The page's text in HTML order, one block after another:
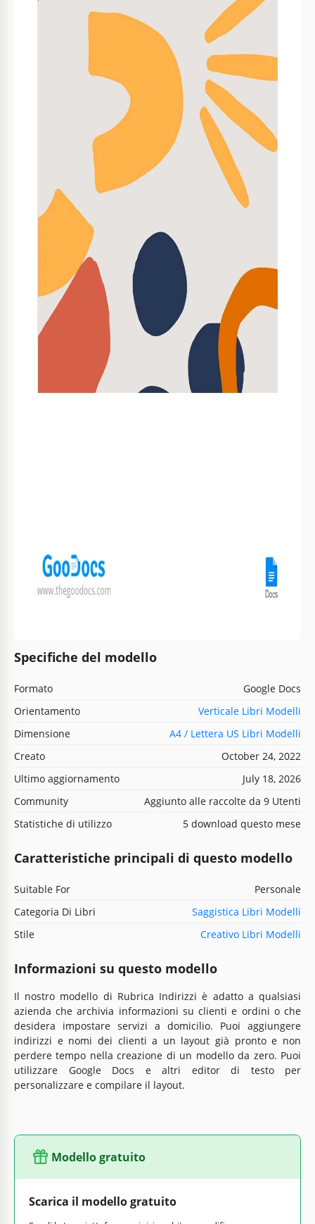
Specifiche del modello
Formato
Google Docs
Orientamento
Verticale Libri Modelli
Dimensione
A4 / Lettera US Libri Modelli
Creato
October 24, 2022
Ultimo aggiornamento
July 18, 2026
Community
Aggiunto alle raccolte da 9 Utenti
Statistiche di utilizzo
5 download questo mese
Caratteristiche principali di questo modello
Suitable For
Personale
Categoria Di Libri
Saggistica Libri Modelli
Stile
Creativo Libri Modelli
Informazioni su questo modello
Il nostro modello di Rubrica Indirizzi è adatto a qualsiasi
azienda che archivia informazioni su clienti e ordini o che
desidera impostare servizi a domicilio. Puoi aggiungere
indirizzi e nomi dei clienti a un layout già pronto e non
perdere tempo nella creazione di un modello da zero. Puoi
utilizzare Google Docs e altri editor di testo per
personalizzare e compilare il layout.
Modello gratuito
Scarica il modello gratuito